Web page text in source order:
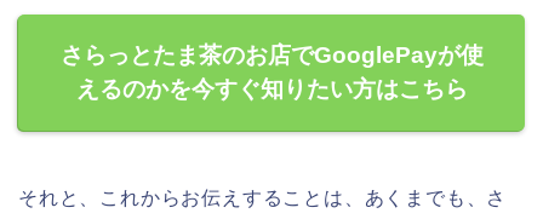
さらっとたま茶のお店でGooglePayが使
えるのかを今すぐ知りたい方はこちら
それと、これからお伝えすることは、あくまでも、さ